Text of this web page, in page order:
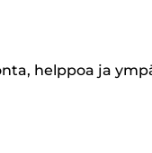
helppoa ja